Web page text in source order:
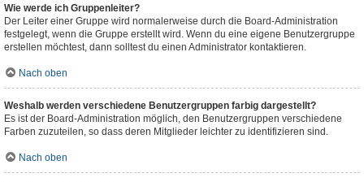
Wie werde ich Gruppenleiter?
Der Leiter einer Gruppe wird normalerweise durch die Board-Administration
festgelegt, wenn die Gruppe erstellt wird. Wenn du eine eigene Benutzergruppe
erstellen möchtest, dann solltest du einen Administrator kontaktieren.
Nach oben
Weshalb werden verschiedene Benutzergruppen farbig dargestellt?
Es ist der Board-Administration möglich, den Benutzergruppen verschiedene
Farben zuzuteilen, so dass deren Mitglieder leichter zu identifizieren sind.
Nach oben